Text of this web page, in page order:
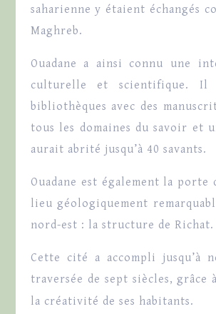
saharienne y étaient échangés
Maghreb.
Ouadane a ainsi connu une
culturelle et scientifique. Il
bibliothèques avec des
tous les domaines du savoir et
aurait abrité jusqu’à 40 savants.
Ouadane est également la porte
lieu géologiquement
nord-est : la structure de Richat.
Cette cité a accompli jusqu’à
traversée de sept siècles, grâce
la créativité de ses habitants.